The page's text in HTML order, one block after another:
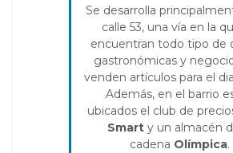
Se desarrolla
calle 53, una vía en la
encuentran todo tipo de
gastronómicas y
venden artículos para el
Además, en el barrio
ubicados el club de
Smarty un almacén
cadena Olímpica.